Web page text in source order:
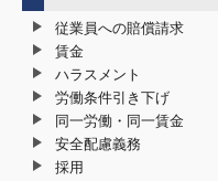
従業員への賠償請求
賃金
ハラスメント
労働条件引き下げ
同一労働・同一賃金
安全配慮義務
採用